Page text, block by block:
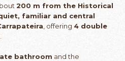
200 m from the Historical
familiar and central
, offering 4 double
bathroom and the